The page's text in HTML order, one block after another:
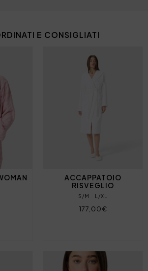
E CONSIGLIATI
ACCAPPATOIO
RISVEGLIO
S/M L/XL
177,00€